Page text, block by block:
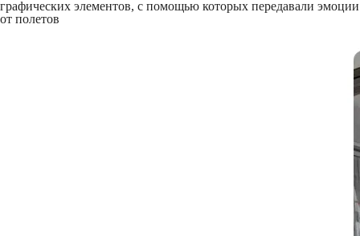
графических элементов, с помощью которых передавали эмоции
от полетов